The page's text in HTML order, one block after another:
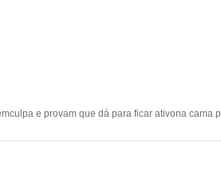
e provam que dá para ficar ativona